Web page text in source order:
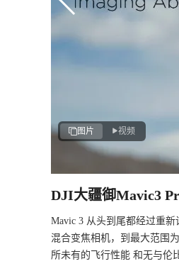
图片 视频
DJI大疆御Mavic3
Mavic 3 从头到尾都经过重
混合变焦相机，到最大范围
所未有的飞行性能 和无与伦